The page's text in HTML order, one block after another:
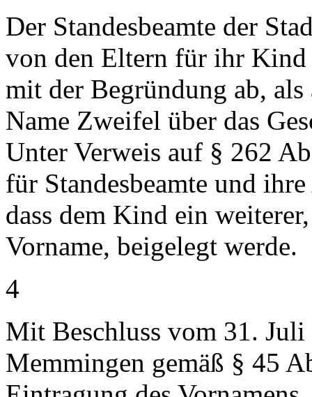
Der Standesbeamte der
von den Eltern für ihr Kind
mit der Begründung ab,
Name Zweifel über das
Unter Verweis auf § 262
für Standesbeamte und
dass dem Kind ein
Vorname, beigelegt werde.
4
Mit Beschluss vom 31.
Memmingen gemäß § 45